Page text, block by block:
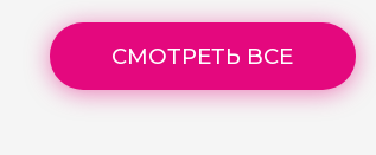
СМОТРЕТЬ ВСЕ